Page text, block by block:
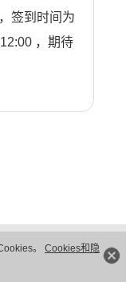
。 Cookies和隐
签到时间为
，期待